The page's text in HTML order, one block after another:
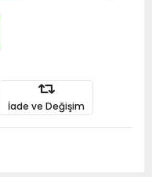
İade ve Değişim